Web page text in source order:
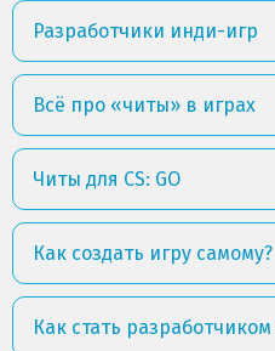
Разработчики инди-игр
Всё про «читы» в играх
Читы для CS: GO
Как создать игру самому?
Как стать разработчиком